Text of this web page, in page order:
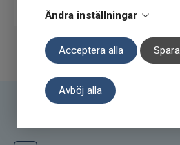
Ändra inställningar
Acceptera alla
Avböj alla